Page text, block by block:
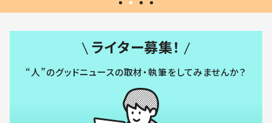
ライター募集！
“人”のグッドニュースの取材・執筆をしてみませんか？